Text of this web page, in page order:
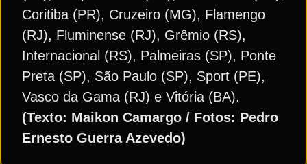
Coritiba (PR), Cruzeiro (MG), Flamengo
(RJ), Fluminense (RJ), Grêmio (RS),
Internacional (RS), Palmeiras (SP), Ponte
Preta (SP), São Paulo (SP), Sport (PE),
Vasco da Gama (RJ) e Vitória (BA).
(Texto: Maikon Camargo / Fotos: Pedro
Ernesto Guerra Azevedo)